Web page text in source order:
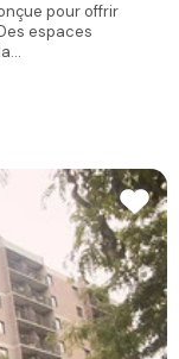
pour offrir
espaces